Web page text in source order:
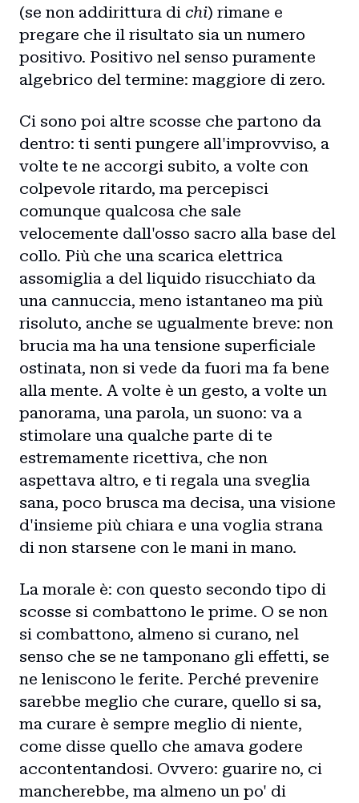
(se non addirittura di chi) rimane e
pregare che il risultato sia un numero
positivo. Positivo nel senso puramente
algebrico del termine: maggiore di zero.
Ci sono poi altre scosse che partono da
dentro: ti senti pungere all'improvviso, a
volte te ne accorgi subito, a volte con
colpevole ritardo, ma percepisci
comunque qualcosa che sale
velocemente dall'osso sacro alla base del
collo. Più che una scarica elettrica
assomiglia a del liquido risucchiato da
una cannuccia, meno istantaneo ma più
risoluto, anche se ugualmente breve: non
brucia ma ha una tensione superficiale
ostinata, non si vede da fuori ma fa bene
alla mente. A volte è un gesto, a volte un
panorama, una parola, un suono: va a
stimolare una qualche parte di te
estremamente ricettiva, che non
aspettava altro, e ti regala una sveglia
sana, poco brusca ma decisa, una visione
d'insieme più chiara e una voglia strana
di non starsene con le mani in mano.
La morale è: con questo secondo tipo di
scosse si combattono le prime. O se non
si combattono, almeno si curano, nel
senso che se ne tamponano gli effetti, se
ne leniscono le ferite. Perché prevenire
sarebbe meglio che curare, quello si sa,
ma curare è sempre meglio di niente,
come disse quello che amava godere
accontentandosi. Ovvero: guarire no, ci
mancherebbe, ma almeno un po' di